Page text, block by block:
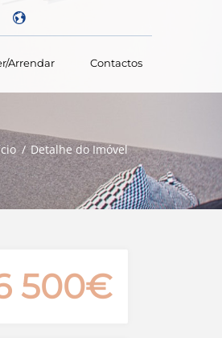
arrendar Contactos
Detalhe do Imóvel
500€